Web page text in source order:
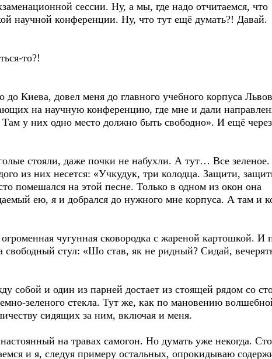
сессии. Ну, а мы, где надо отчитаемся, что
научной конференции. Ну, что тут ещё думать?! Давай.
то?!
Киева, довел меня до главного учебного корпуса
на научную конференцию, где мне и дали
у них одно место должно быть свободно». И ещё
стояли, даже почки не набухли. А тут… Все
из них несется: «Учкудук, три колодца. Защити,
помешался на этой песне. Только в одном из окон она
ею, я и добрался до нужного мне корпуса. А там и
чугунная сковородка с жареной картошкой. И
стул: «Шо став, як не ридный? Сидай,
собой и один из парней достает из стоящей рядом со
зеленого стекла. Тут же, как по мановению
сидящих за ним, включая и меня.
на травах самогон. Но думать уже некогда.
и я, следуя примеру остальных, опрокидываю